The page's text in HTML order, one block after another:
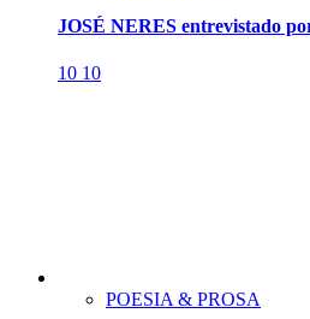
JOSÉ NERES entrevistado
10 10
POESIA & PROSA